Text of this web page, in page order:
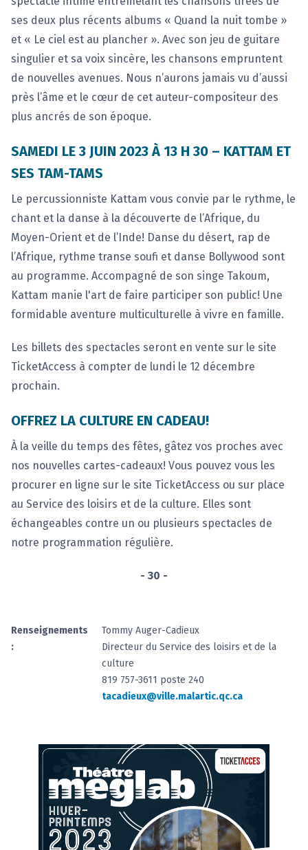
ses deux plus récents albums « Quand la nuit tombe »
et « Le ciel est au plancher ». Avec son jeu de guitare
singulier et sa voix sincère, les chansons empruntent
de nouvelles avenues. Nous n’aurons jamais vu d’aussi
près l’âme et le cœur de cet auteur-compositeur des
plus ancrés de son époque.
SAMEDI LE 3 JUIN 2023 À 13 H 30 – KATTAM ET
SES TAM-TAMS
Le percussionniste Kattam vous convie par le rythme, le
chant et la danse à la découverte de l’Afrique, du
Moyen-Orient et de l’Inde! Danse du désert, rap de
l’Afrique, rythme transe soufi et danse Bollywood sont
au programme. Accompagné de son singe Takoum,
Kattam manie l'art de faire participer son public! Une
formidable aventure multiculturelle à vivre en famille.
Les billets des spectacles seront en vente sur le site
TicketAccess à compter de lundi le 12 décembre
prochain.
OFFREZ LA CULTURE EN CADEAU!
À la veille du temps des fêtes, gâtez vos proches avec
nos nouvelles cartes-cadeaux! Vous pouvez vous les
procurer en ligne sur le site TicketAccess ou sur place
au Service des loisirs et de la culture. Elles sont
échangeables contre un ou plusieurs spectacles de
notre programmation régulière.
- 30 -
Renseignements
:
Tommy Auger-Cadieux
Directeur du Service des loisirs et de la
culture
819 757-3611 poste 240
tacadieux@ville.malartic.qc.ca